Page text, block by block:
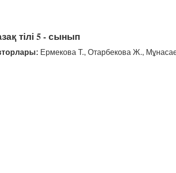
тілі 5 - сынып
Ермекова Т., Отарбекова Ж.,